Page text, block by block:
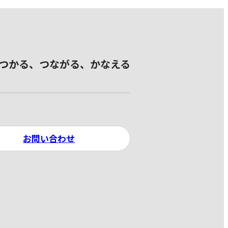
かる、つながる、かなえる
お問い合わせ